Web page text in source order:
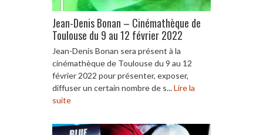
Jean-Denis Bonan – Cinémathèque de
Toulouse du 9 au 12 février 2022
Jean-Denis Bonan sera présent à la
cinémathèque de Toulouse du 9 au 12
février 2022 pour présenter, exposer,
diffuser un certain nombre de s...Lire la
suite